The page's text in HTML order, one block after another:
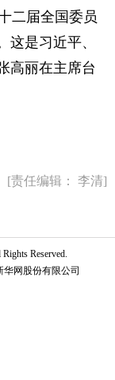
二届全国委员
是习近平、
高丽在主席台
[责任编辑： 李清]
Reserved.
网股份有限公司